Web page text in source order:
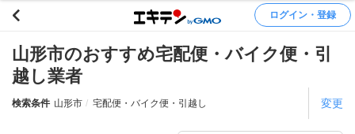
ログイン・登録
山形市のおすすめ宅配便・バイク便・引
越し業者
検索条件 山形市 宅配便・バイク便・引越し 変更